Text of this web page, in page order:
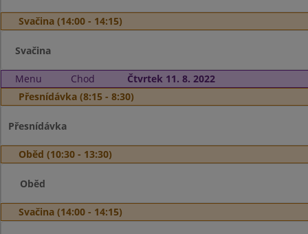
Svačina (14:00 - 14:15)
Svačina
Menu Chod
Čtvrtek 11. 8. 2022
Přesnídávka (8:15 - 8:30)
Přesnídávka
Oběd (10:30 - 13:30)
Oběd
Svačina (14:00 - 14:15)